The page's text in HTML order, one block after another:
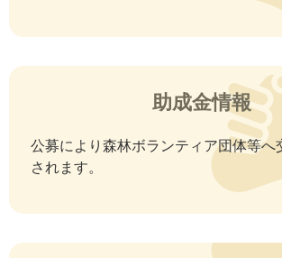
助成金情報
公募により森林ボランティア団体等へ
されます。